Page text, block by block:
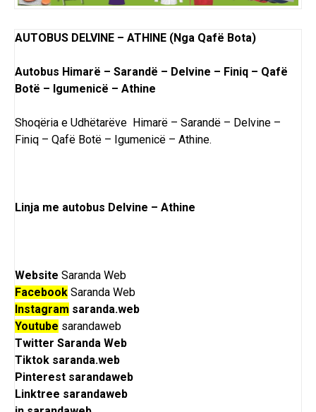
AUTOBUS DELVINE – ATHINE (Nga Qafë Bota)
Autobus Himarë – Sarandë – Delvine – Finiq – Qafë
Botë – Igumenicë – Athine
Shoqëria e Udhëtarëve Himarë – Sarandë – Delvine –
Finiq – Qafë Botë – Igumenicë – Athine.
Linja me autobus Delvine – Athine
Website Saranda Web
Facebook Saranda Web
Instagram saranda.web
Youtube sarandaweb
Twitter Saranda Web
Tiktok saranda.web
Pinterest sarandaweb
Linktree sarandaweb